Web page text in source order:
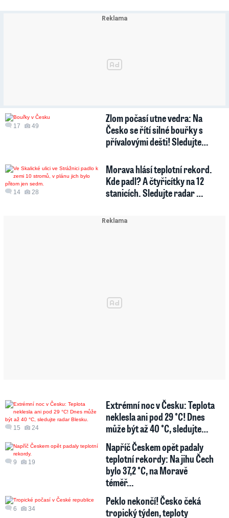
17 49
Zlom počasí utne vedra: Na
Česko se řítí silné bouřky s
přívalovými dešti! Sledujte…
14 28
Morava hlásí teplotní rekord.
Kde padl? A čtyřicítky na 12
stanicích. Sledujte radar …
15 24
Extrémní noc v Česku: Teplota
neklesla ani pod 29 °C! Dnes
může být až 40 °C, sledujte…
9 19
Napříč Českem opět padaly
teplotní rekordy: Na jihu Čech
bylo 37,2 °C, na Moravě
téměř…
6 34
Peklo nekončí! Česko čeká
tropický týden, teploty